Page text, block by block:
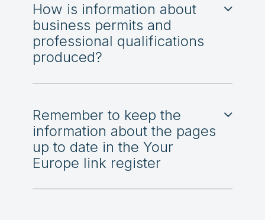
How is information about
business permits and
professional qualifications
produced?
Remember to keep the
information about the pages
up to date in the Your
Europe link register